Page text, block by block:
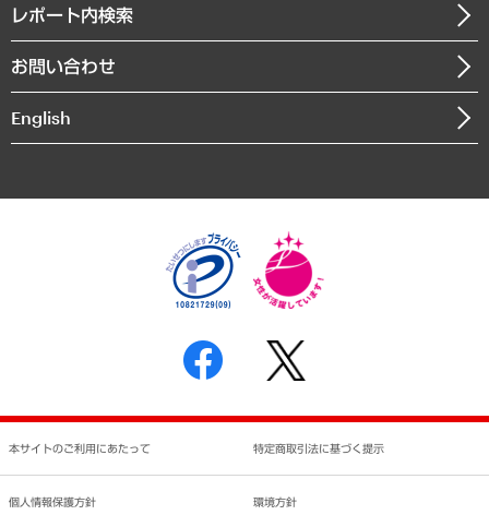
まちづくり・観光・交通・スポーツ・スマートシティ
自然資源・農林水産業・食料システム
沿革
組織図・本部部室紹介
インドネシア現地法人
個人情報保護方針
反社会的勢力に対する基本方針
書面による個人情報の開示等の請求の手続きについて
レポート内検索
お問い合わせ
English
本サイトのご利用にあたって 特定商取引法に基づく提示
個人情報保護方針 環境方針